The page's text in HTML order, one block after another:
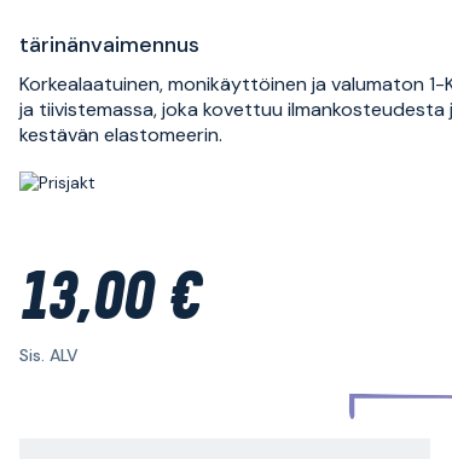
tärinänvaimennus
Korkealaatuinen, monikäyttöinen ja valumaton
ja tiivistemassa, joka kovettuu ilmankosteudesta
kestävän elastomeerin.
13,00 €
Sis. ALV